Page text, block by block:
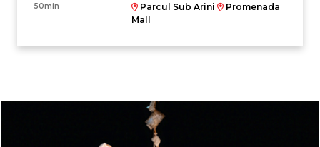
50min Parcul Sub Arini
Promenada
Mall